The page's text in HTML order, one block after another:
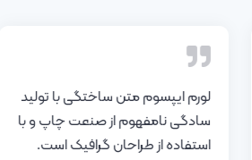
لورم ایپسوم متن ساختگی با تولید
سادگی نامفهوم از صنعت چاپ و با
استفاده از طراحان گرافیک است.